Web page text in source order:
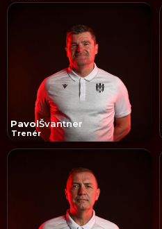
Trenér
PavolŠvantner